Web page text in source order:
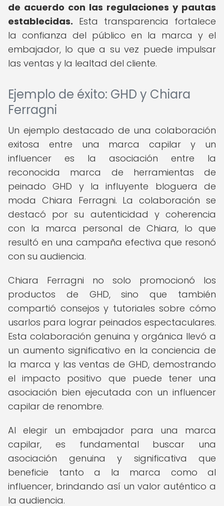
de acuerdo con las regulaciones y pautas
establecidas. Esta transparencia fortalece
la confianza del público en la marca y el
embajador, lo que a su vez puede impulsar
las ventas y la lealtad del cliente.
Ejemplo de éxito: GHD y Chiara
Ferragni
Un ejemplo destacado de una colaboración
exitosa entre una marca capilar y un
influencer es la asociación entre la
reconocida marca de herramientas de
peinado GHD y la influyente bloguera de
moda Chiara Ferragni. La colaboración se
destacó por su autenticidad y coherencia
con la marca personal de Chiara, lo que
resultó en una campaña efectiva que resonó
con su audiencia.
Chiara Ferragni no solo promocionó los
productos de GHD, sino que también
compartió consejos y tutoriales sobre cómo
usarlos para lograr peinados espectaculares.
Esta colaboración genuina y orgánica llevó a
un aumento significativo en la conciencia de
la marca y las ventas de GHD, demostrando
el impacto positivo que puede tener una
asociación bien ejecutada con un influencer
capilar de renombre.
Al elegir un embajador para una marca
capilar, es fundamental buscar una
asociación genuina y significativa que
beneficie tanto a la marca como al
influencer, brindando así un valor auténtico a
la audiencia.